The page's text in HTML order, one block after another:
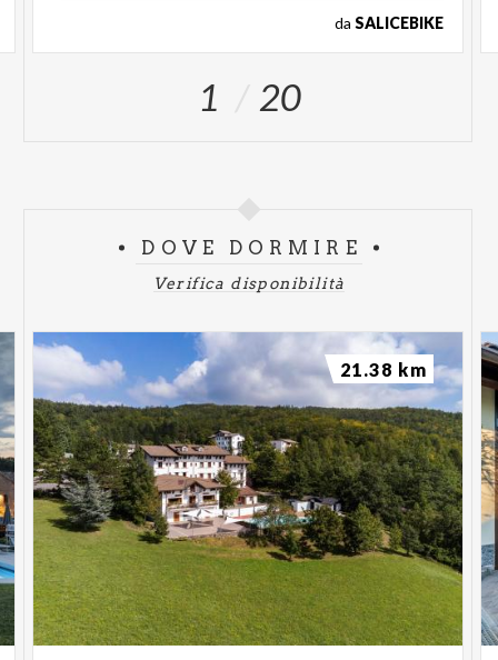
da SALICEBIKE
1 20
DOVE DORMIRE
Verifica disponibilità
21.38 km